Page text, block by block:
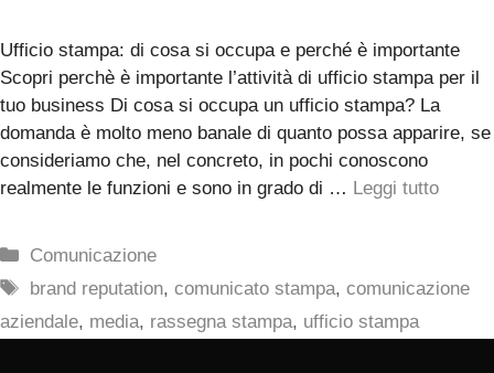
Ufficio stampa: di cosa si occupa e perché è importante
Scopri perchè è importante l’attività di ufficio stampa per il
tuo business Di cosa si occupa un ufficio stampa? La
domanda è molto meno banale di quanto possa apparire, se
consideriamo che, nel concreto, in pochi conoscono
realmente le funzioni e sono in grado di … Leggi tutto
Categorie
Comunicazione
Tag
brand reputation,comunicato stampa,comunicazione
aziendale, media, rassegna stampa, ufficio stampa